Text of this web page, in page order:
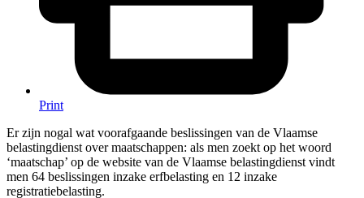
Print
Er zijn nogal wat voorafgaande beslissingen van de Vlaamse
belastingdienst over maatschappen: als men zoekt op het woord
‘maatschap’ op de website van de Vlaamse belastingdienst vindt
men 64 beslissingen inzake erfbelasting en 12 inzake
registratiebelasting.